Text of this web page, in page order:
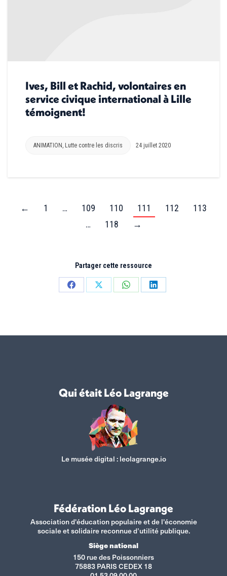
Ives, Bill et Rachid, volontaires en
service civique international à Lille
témoignent!
ANIMATION , Lutte contre les discris 24 juillet 2020
← 1 … 109 110 111 112
113
…
118 →
Partager cette ressource
PartagerPartagerPartagerPartager
Qui était Léo Lagrange
Le musée digital : leolagrange.io
Fédération Léo Lagrange
Association d'éducation populaire et de l'économie
sociale et solidaire reconnue d’utilité publique.
Siège national
150 rue des Poissonniers
75883 PARIS CEDEX 18